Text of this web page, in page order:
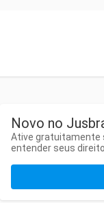
Novo no
Ative gratuitamente
entender seus